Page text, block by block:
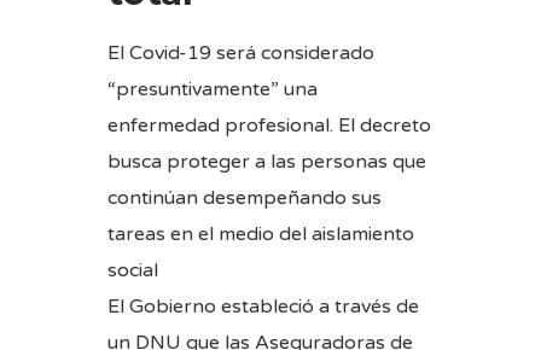
El Covid-19 será considerado
“presuntivamente” una
enfermedad profesional. El decreto
busca proteger a las personas que
continúan desempeñando sus
tareas en el medio del aislamiento
social
El Gobierno estableció a través de
un DNU que las Aseguradoras de